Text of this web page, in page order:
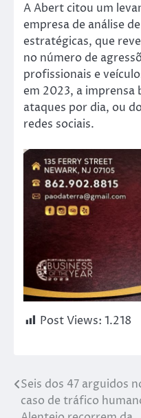
A Abert citou um
empresa de análise
estratégicas, que
no número de
profissionais e
em 2023, a imprensa
ataques por dia, ou
redes sociais.
Post Views: 1.218
Seis dos 47 arguidos
caso de tráfico